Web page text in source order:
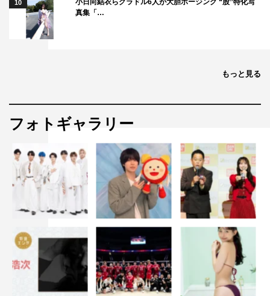
10
真集「…
もっと見る
フォトギャラリー